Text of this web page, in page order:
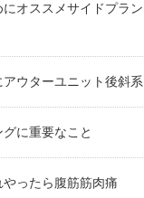
オススメサイドプラン
アウターユニット後斜系
に重要なこと
ったら腹筋筋肉痛